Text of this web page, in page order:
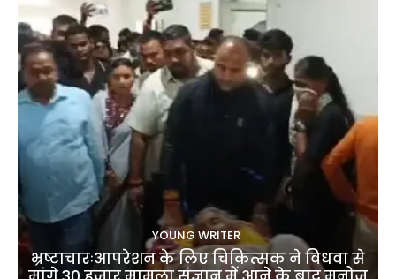
YOUNG WRITER
भ्रष्टाचारःआपरेशन के लिए चिकित्सक ने विधवा से